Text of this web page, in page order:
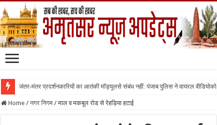
जंतर-मंतर प्रदर्शनकारियों का आतंकी मॉड्यूलसे संबंध नहीं: पंजाब पुलिस ने वायरल वीडियोको
Home / नगर निगम / माल व मकबूल रोड से रेहड़िया हटाई